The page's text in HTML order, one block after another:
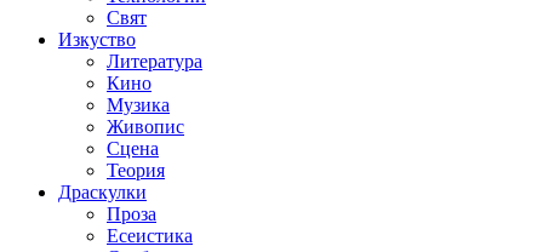
Свят
Изкуство
Литература
Кино
Музика
Живопис
Сцена
Теория
Драскулки
Проза
Есеистика